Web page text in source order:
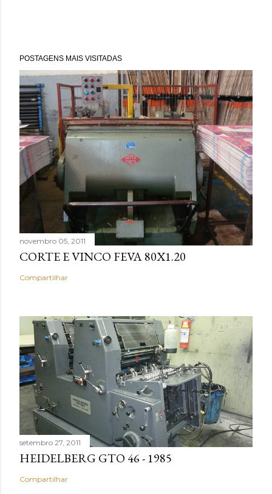
POSTAGENS MAIS VISITADAS
novembro 05, 2011
CORTE E VINCO FEVA 80X1.20
Compartilhar
setembro 27, 2011
HEIDELBERG GTO 46 - 1985
Compartilhar